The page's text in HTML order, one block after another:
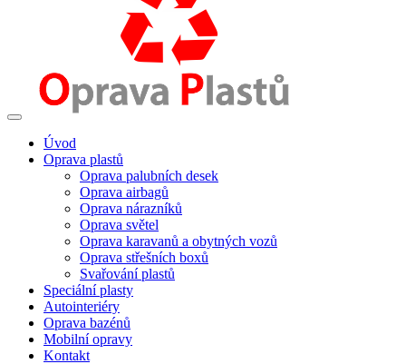
Úvod
Oprava plastů
Oprava palubních desek
Oprava airbagů
Oprava nárazníků
Oprava světel
Oprava karavanů a obytných vozů
Oprava střešních boxů
Svařování plastů
Speciální plasty
Autointeriéry
Oprava bazénů
Mobilní opravy
Kontakt